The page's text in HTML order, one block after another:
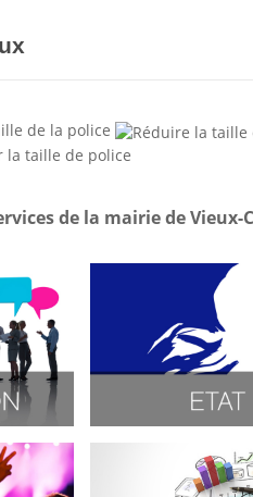
de la police
de la mairie de Vieux-